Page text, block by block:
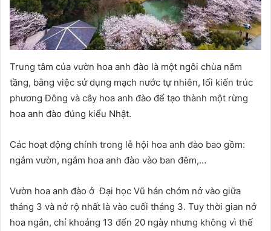
Trung tâm của vườn hoa anh đào là một ngôi chùa năm
tầng, bằng việc sử dụng mạch nước tự nhiên, lối kiến trúc
phương Đông và cây hoa anh đào để tạo thành một rừng
hoa anh đào đúng kiểu Nhật.
Các hoạt động chính trong lễ hội hoa anh đào bao gồm:
ngắm vườn, ngắm hoa anh đào vào ban đêm,…
Vườn hoa anh đào ở Đại học Vũ hán chớm nở vào giữa
tháng 3 và nở rộ nhất là vào cuối tháng 3. Tuy thời gian nở
hoa ngắn, chỉ khoảng 13 đến 20 ngày nhưng không vì thế